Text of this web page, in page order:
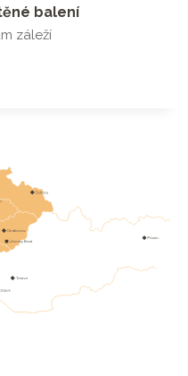
balení
záleží